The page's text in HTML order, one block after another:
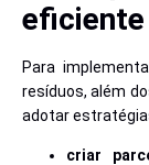
Para
resíduos, além
adotar
criar